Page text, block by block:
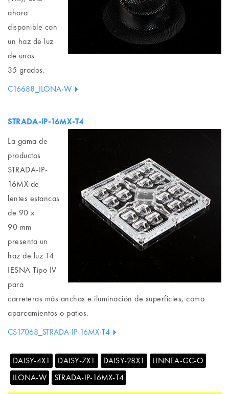
ahora
disponible con
un haz de luz
de unos
35 grados.
C16688_ILONA-W
STRADA-IP-16MX-T4
La gama de
productos
STRADA-IP-
16MX de
lentes estancas
de 90 x
90 mm
presenta un
haz de luz T4
IESNA Tipo IV
para
carreteras más anchas e iluminación de superficies, como
aparcamientos o patios.
CS17068_STRADA-IP-16MX-T4
DAISY-4X1 DAISY-7X1 DAISY-28X1
LINNEA-GC-O
ILONA-W
STRADA-IP-16MX-T4